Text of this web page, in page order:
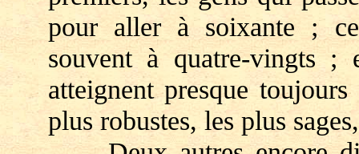
pour aller à soixante ;
souvent à quatre-vingts ;
atteignent presque
plus robustes, les plus